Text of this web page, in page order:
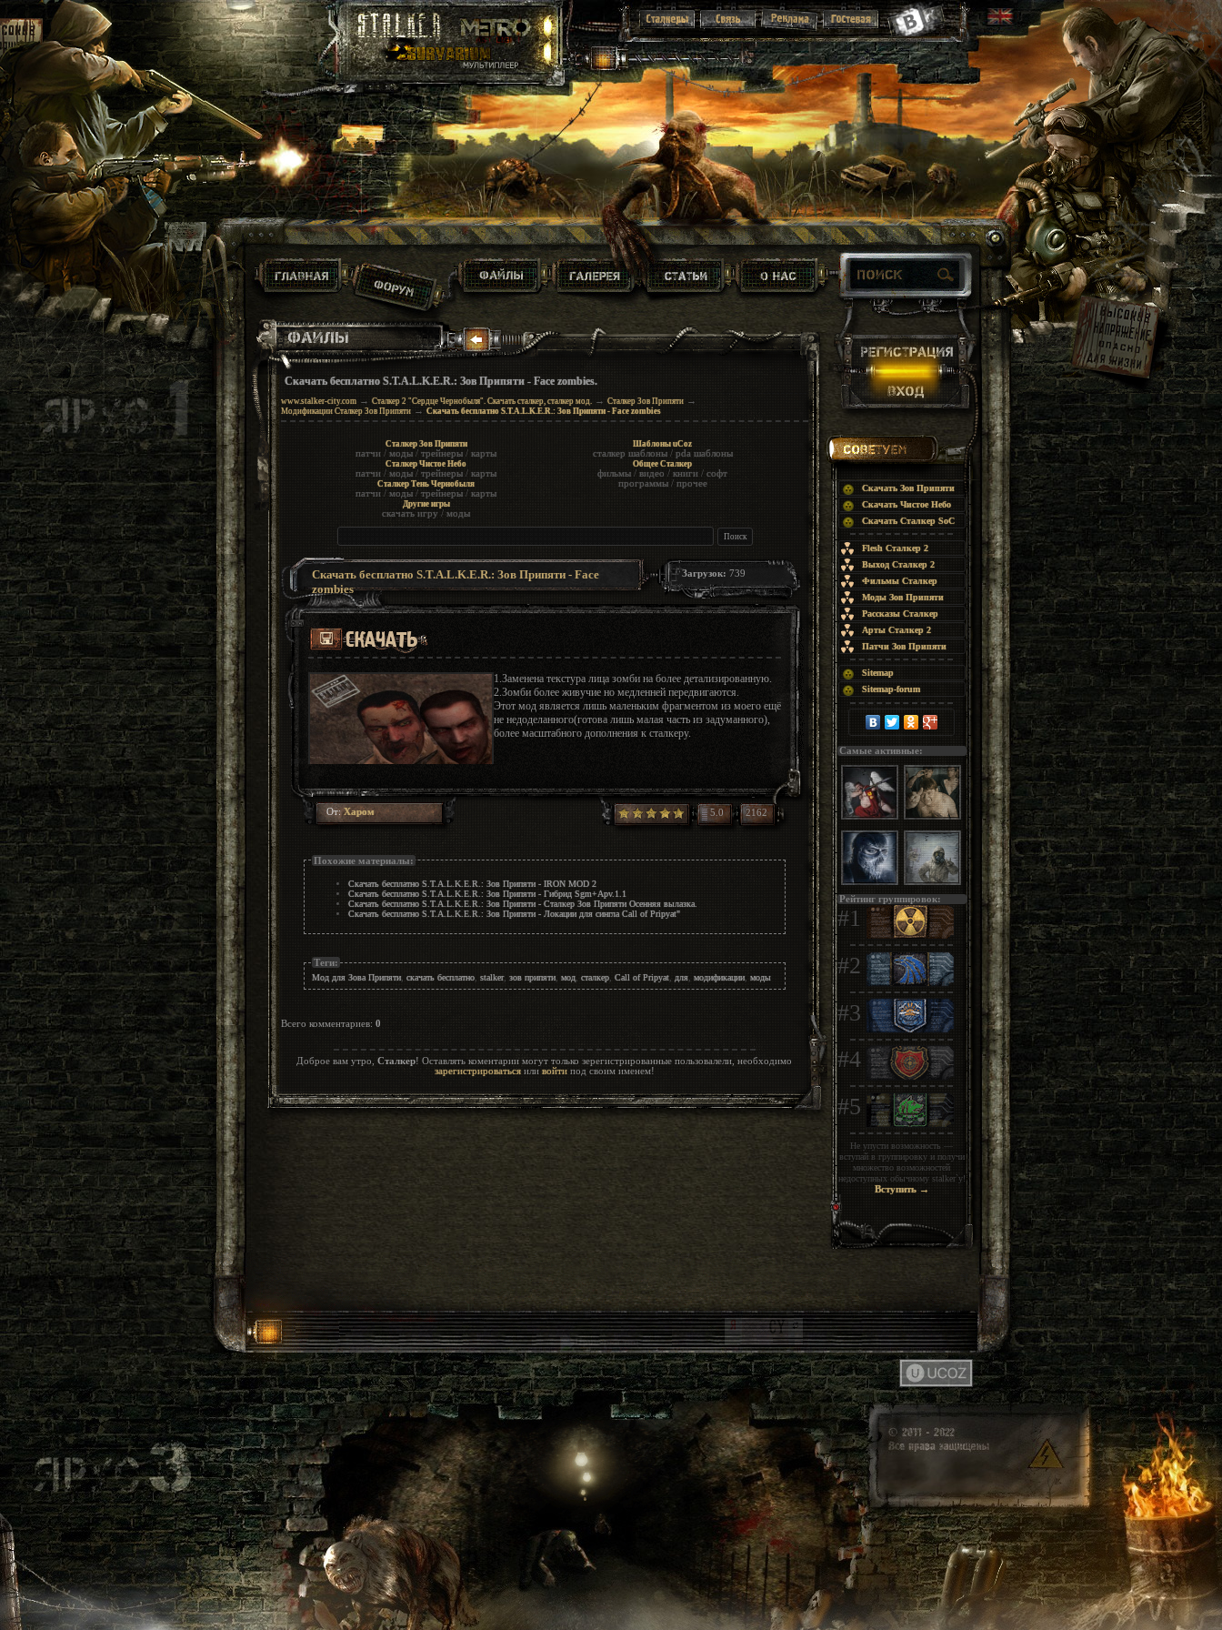
Скачать бесплатно S.T.A.L.K.E.R.: Зов Припяти - Face zombies.
www.stalker-city.com→ Сталкер 2 "Сердце Чернобыля". Скачать сталкер, сталкер мод. → Сталкер Зов Припяти→
Модификации Сталкер Зов Припяти→ Скачать бесплатно S.T.A.L.K.E.R.: Зов Припяти - Face zombies
Сталкер Зов Припяти
патчи / моды / трейнеры / карты
Сталкер Чистое Небо
патчи / моды / трейнеры / карты
Сталкер Тень Чернобыля
патчи / моды / трейнеры / карты
Другие игры
скачать игру / моды
Шаблоны uCoz
сталкер шаблоны/ pda шаблоны
Общее Сталкер
фильмы / видео / книги / софт
программы/ прочее
Скачать бесплатно S.T.A.L.K.E.R.: Зов Припяти - Face
zombies
Загрузок: 739
1.Заменена текстура лица зомби на более детализированную.
2.Зомби более живучие но медленней передвигаются.
Этот мод является лишь маленьким фрагментом из моего ещё
не недоделанного(готова лишь малая часть из задуманного),
более масштабного дополнения к сталкеру.
5.0 2162
От:Харом
Похожие материалы:
Скачать бесплатно S.T.A.L.K.E.R.: Зов Припяти - IRON MOD 2
Скачать бесплатно S.T.A.L.K.E.R.: Зов Припяти - Гибрид Sgm+Apv.1.1
Скачать бесплатно S.T.A.L.K.E.R.: Зов Припяти - Сталкер Зов Припяти Осенняя вылазка.
Скачать бесплатно S.T.A.L.K.E.R.: Зов Припяти - Локации для сингла Call of Pripyat"
Теги:
Мод для Зова Припяти, скачать бесплатно, stalker, зов припяти, мод, сталкер, Call of Pripyat, для, модификации, моды
Всего комментариев: 0
Доброе вам утро, Сталкер! Оставлять коментарии могут только зерегистрированные пользовалели, необходимо
зарегистрироватьсяили войтипод своим именем!
Скачать Зов Припяти
Скачать Чистое Небо
Скачать Сталкер SoC
Flesh Сталкер 2
Выход Сталкер 2
Фильмы Сталкер
Моды Зов Припяти
Рассказы Сталкер
Арты Сталкер 2
Патчи Зов Припяти
Sitemap
Sitemap-forum
Самые активные:
Рейтинг группировок:
#1
#2
#3
#4
#5
Не упусти возможность —
вступай в группировку и получи
множество возможностей
недоступных обычному stalker`у!
Вступить →